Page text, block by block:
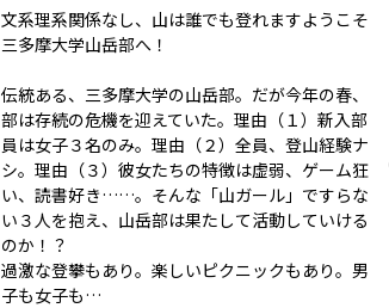
文系理系関係なし、山は誰でも登れます――ようこそ
三多摩大学山岳部へ！
伝統ある、三多摩大学の山岳部。だが今年の春、
部は存続の危機を迎えていた。理由（１）新入部
員は女子３名のみ。理由（２）全員、登山経験ナ
シ。理由（３）彼女たちの特徴は虚弱、ゲーム狂
い、読書好き……。そんな「山ガール」ですらな
い３人を抱え、山岳部は果たして活動していける
のか！？
過激な登攀もあり。楽しいピクニックもあり。男
子も女子も…